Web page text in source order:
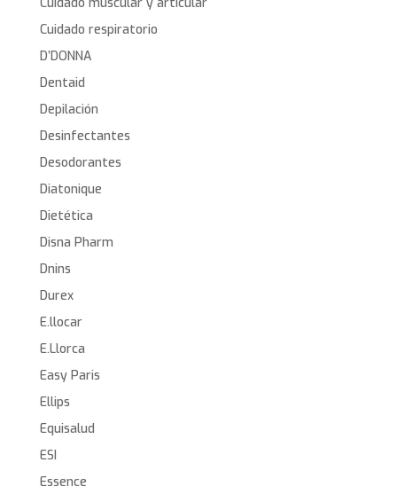
Cuidado respiratorio
D’DONNA
Dentaid
Depilación
Desinfectantes
Desodorantes
Diatonique
Dietética
Disna Pharm
Dnins
Durex
E.llocar
E.Llorca
Easy Paris
Ellips
Equisalud
ESI
Essence